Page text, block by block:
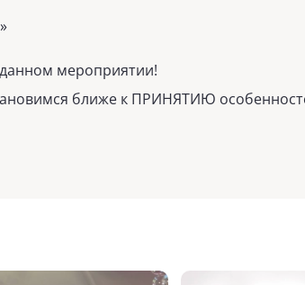
данном мероприятии!
ближе к ПРИНЯТИЮ